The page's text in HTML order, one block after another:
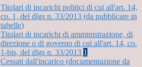
Titolari di incarichi politici di cui all'art. 14,
co. 1, del dlgs n. 33/2013 (da pubblicare in
tabelle)
Titolari di incarichi di amministrazione, di
direzione o di governo di cui all'art. 14, co.
1-bis, del dlgs n. 33/2013 1
Cessati dall'incarico (documentazione da